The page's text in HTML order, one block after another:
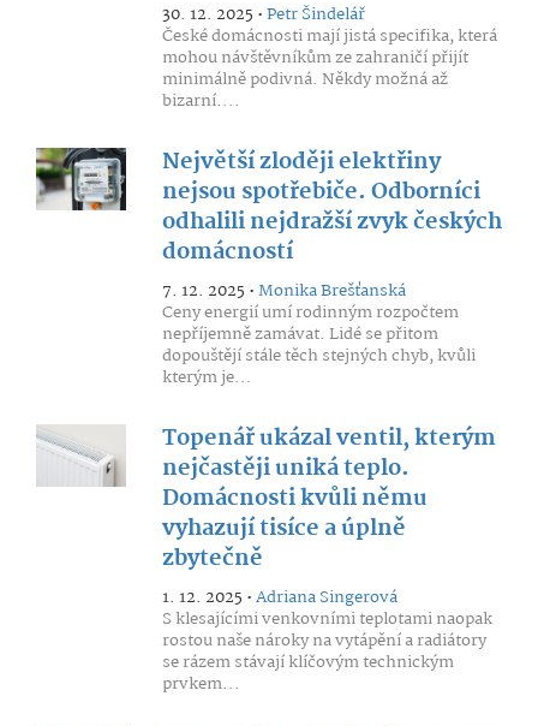
30. 12. 2025 •Petr Šindelář
České domácnosti mají jistá specifika, která
mohou návštěvníkům ze zahraničí přijít
minimálně podivná. Někdy možná až
bizarní....
Největší zloději elektřiny
nejsou spotřebiče. Odborníci
odhalili nejdražší zvyk českých
domácností
7. 12. 2025 •Monika Brešťanská
Ceny energií umí rodinným rozpočtem
nepříjemně zamávat. Lidé se přitom
dopouštějí stále těch stejných chyb, kvůli
kterým je...
Topenář ukázal ventil, kterým
nejčastěji uniká teplo.
Domácnosti kvůli němu
vyhazují tisíce a úplně
zbytečně
1. 12. 2025 •Adriana Singerová
S klesajícími venkovními teplotami naopak
rostou naše nároky na vytápění a radiátory
se rázem stávají klíčovým technickým
prvkem...